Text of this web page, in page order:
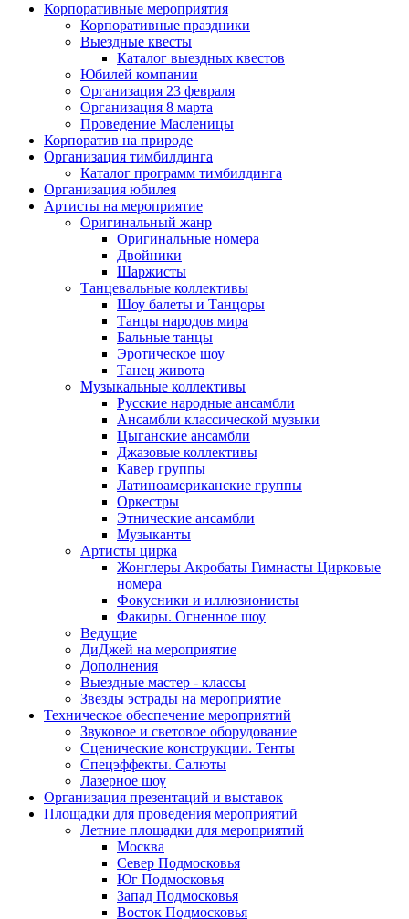
Корпоративные мероприятия
Корпоративные праздники
Выездные квесты
Каталог выездных квестов
Юбилей компании
Организация 23 февраля
Организация 8 марта
Проведение Масленицы
Корпоратив на природе
Организация тимбилдинга
Каталог программ тимбилдинга
Организация юбилея
Артисты на мероприятие
Оригинальный жанр
Оригинальные номера
Двойники
Шаржисты
Танцевальные коллективы
Шоу балеты и Танцоры
Танцы народов мира
Бальные танцы
Эротическое шоу
Танец живота
Музыкальные коллективы
Русские народные ансамбли
Ансамбли классической музыки
Цыганские ансамбли
Джазовые коллективы
Кавер группы
Латиноамериканские группы
Оркестры
Этнические ансамбли
Музыканты
Артисты цирка
Жонглеры Акробаты Гимнасты Цирковые
номера
Фокусники и иллюзионисты
Факиры. Огненное шоу
Ведущие
ДиДжей на мероприятие
Дополнения
Выездные мастер - классы
Звезды эстрады на мероприятие
Техническое обеспечение мероприятий
Звуковое и световое оборудование
Сценические конструкции. Тенты
Спецэффекты. Салюты
Лазерное шоу
Организация презентаций и выставок
Площадки для проведения мероприятий
Летние площадки для мероприятий
Москва
Север Подмосковья
Юг Подмосковья
Запад Подмосковья
Восток Подмосковья